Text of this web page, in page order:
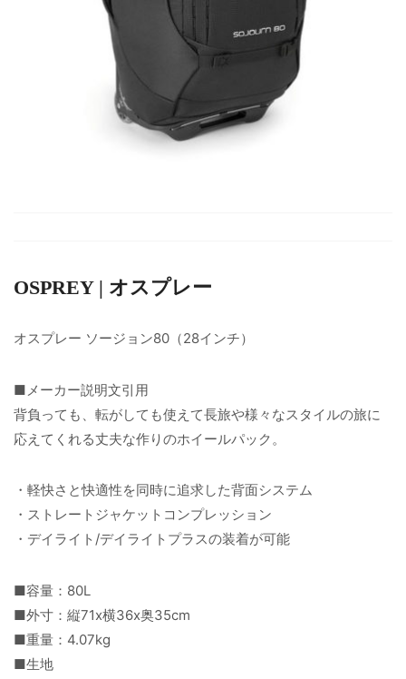
OSPREY | オスプレー
オスプレー ソージョン80（28インチ）
■メーカー説明文引用
背負っても、転がしても使えて長旅や様々なスタイルの旅に
応えてくれる丈夫な作りのホイールパック。
・軽快さと快適性を同時に追求した背面システム
・ストレートジャケットコンプレッション
・デイライト/デイライトプラスの装着が可能
■容量：80L
■外寸：縦71x横36x奥35cm
■重量：4.07kg
■生地